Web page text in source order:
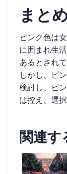
まとめ
ピンク色は
に囲まれ生
あるとされて
しかし、ピ
検討し、ピ
は控え、選
関連す